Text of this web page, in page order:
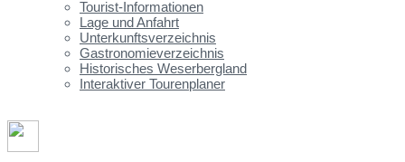
Tourist-Informationen
Lage und Anfahrt
Unterkunftsverzeichnis
Gastronomieverzeichnis
Historisches Weserbergland
Interaktiver Tourenplaner